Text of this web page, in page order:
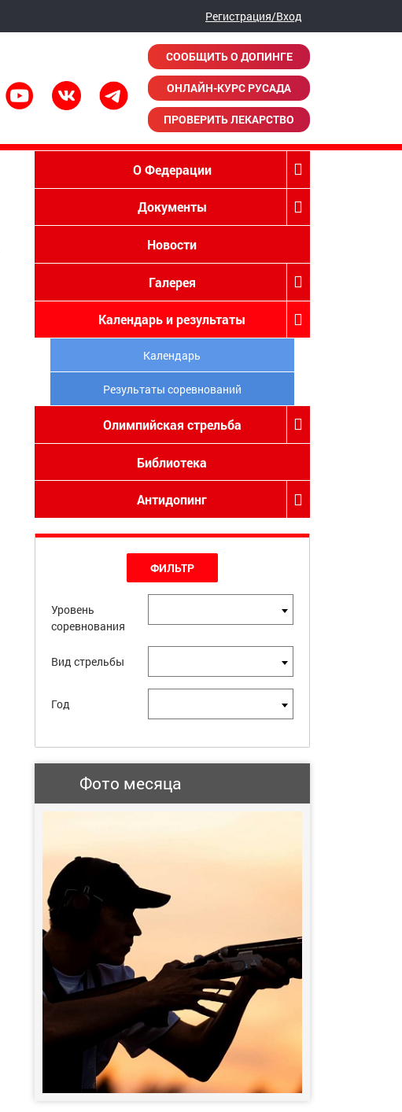
Регистрация/Вход
СООБЩИТЬ О ДОПИНГЕ
ОНЛАЙН-КУРС РУСАДА
ПРОВЕРИТЬ ЛЕКАРСТВО
О Федерации
Документы
Новости
Галерея
Календарь и результаты
Календарь
Результаты соревнований
Олимпийская стрельба
Библиотека
Антидопинг
ФИЛЬТР
Уровень
соревнования
Вид стрельбы
Год
Фото месяца